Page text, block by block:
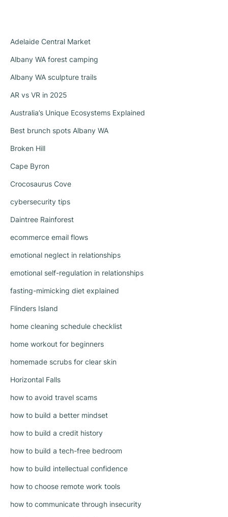
Adelaide Central Market
Albany WA forest camping
Albany WA sculpture trails
AR vs VR in 2025
Australia’s Unique Ecosystems Explained
Best brunch spots Albany WA
Broken Hill
Cape Byron
Crocosaurus Cove
cybersecurity tips
Daintree Rainforest
ecommerce email flows
emotional neglect in relationships
emotional self-regulation in relationships
fasting-mimicking diet explained
Flinders Island
home cleaning schedule checklist
home workout for beginners
homemade scrubs for clear skin
Horizontal Falls
how to avoid travel scams
how to build a better mindset
how to build a credit history
how to build a tech-free bedroom
how to build intellectual confidence
how to choose remote work tools
how to communicate through insecurity